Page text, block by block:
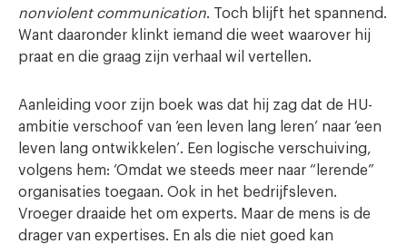
nonviolent communication. Toch blijft het spannend.
Want daaronder klinkt iemand die weet waarover hij
praat en die graag zijn verhaal wil vertellen.
Aanleiding voor zijn boek was dat hij zag dat de HU-
ambitie verschoof van ‘een leven lang leren’ naar ‘een
leven lang ontwikkelen’. Een logische verschuiving,
volgens hem: ‘Omdat we steeds meer naar “lerende”
organisaties toegaan. Ook in het bedrijfsleven.
Vroeger draaide het om experts. Maar de mens is de
drager van expertises. En als die niet goed kan